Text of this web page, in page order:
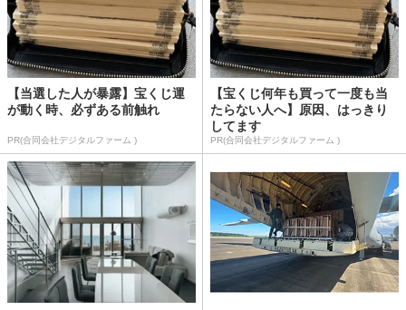
【当選した人が暴露】宝くじ運
が動く時、必ずある前触れ
PR(合同会社デジタルファーム )
【宝くじ何年も買って一度も当
たらない人へ】原因、はっきり
してます
PR(合同会社デジタルファーム )